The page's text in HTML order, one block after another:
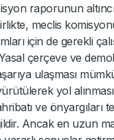
raporunun
meclis
için de gerekli
çerçeve ve
ulaşması
yol
ve
Ancak en uzun